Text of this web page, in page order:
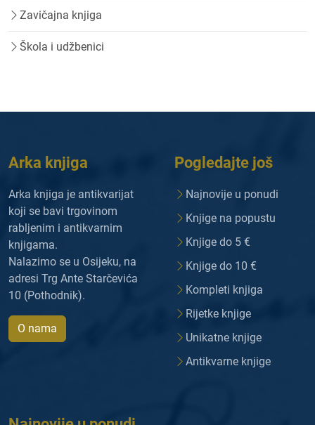
Zavičajna knjiga
Škola i udžbenici
Arka knjiga
Arka knjiga je antikvarijat
koji se bavi trgovinom
rabljenim i antikvarnim
knjigama.
Nalazimo se u Osijeku, na
adresi Trg Ante Starčevića
10 (Pothodnik).
O nama
Pogledajte još
Najnovije u ponudi
Knjige na popustu
Knjige do 5 €
Knjige do 10 €
Kompleti knjiga
Rijetke knjige
Unikatne knjige
Antikvarne knjige